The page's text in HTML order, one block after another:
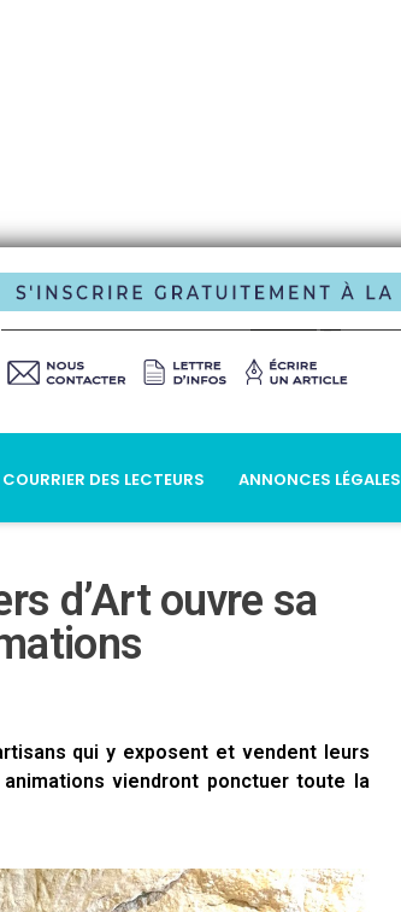
COURRIER DES LECTEURS ANNONCES LÉGALES
d’Art ouvre sa
qui y exposent et vendent leurs
viendront ponctuer toute la